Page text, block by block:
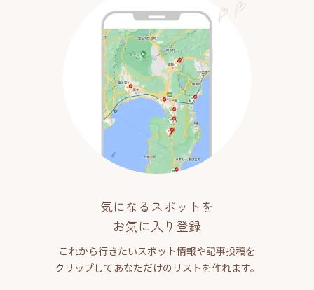
気になるスポットを
お気に入り登録
これから行きたいスポット情報や記事投稿を
クリップしてあなただけのリストを作れます。